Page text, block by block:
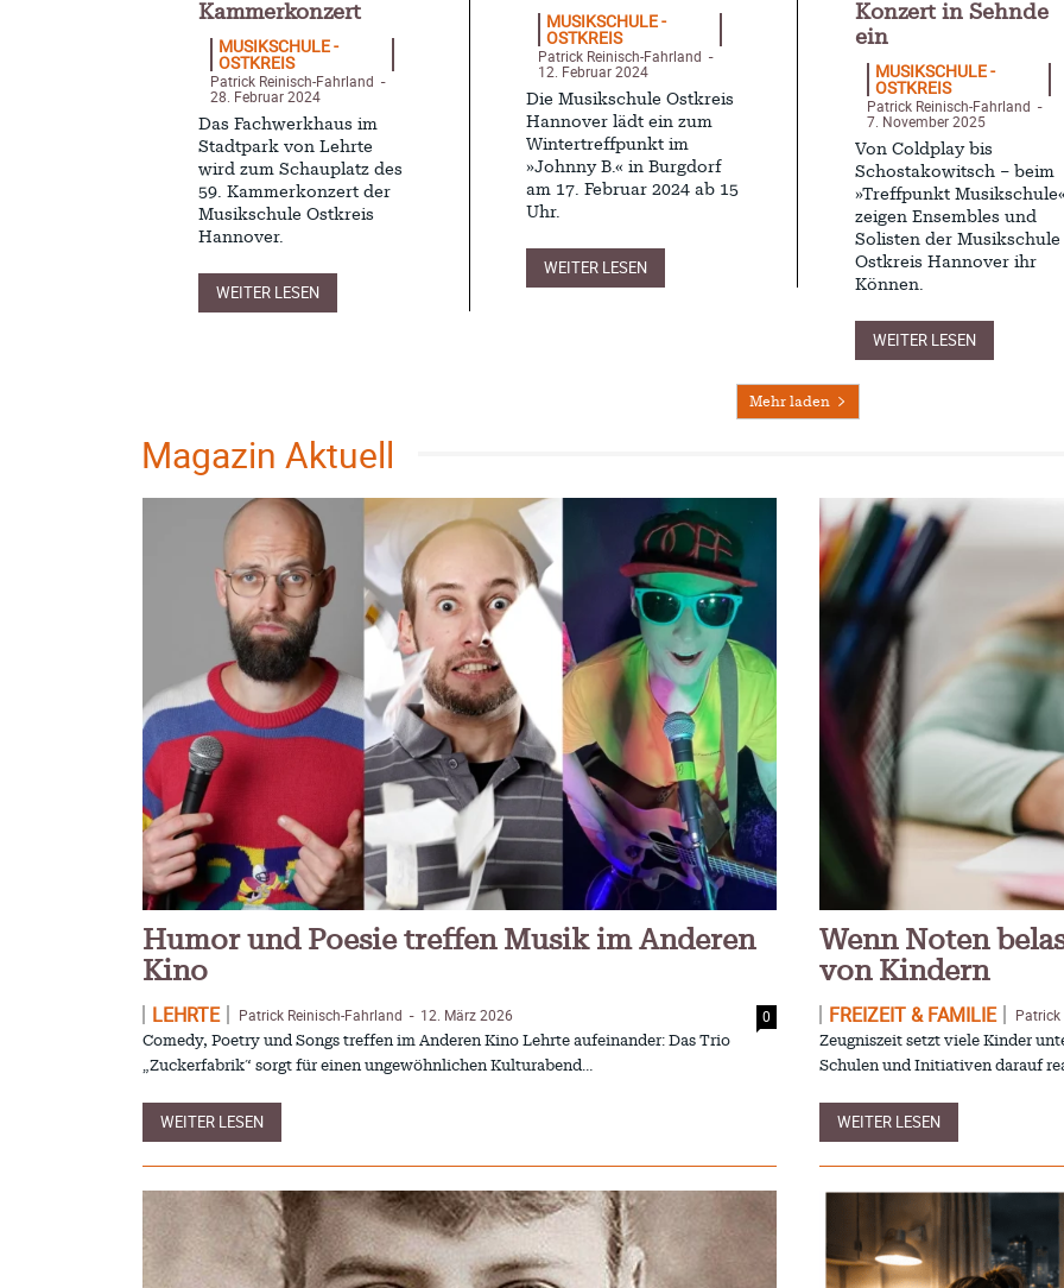
Kammerkonzert
MUSIKSCHULE -
OSTKREIS
Patrick Reinisch-Fahrland -
28. Februar 2024
Das Fachwerkhaus im
Stadtpark von Lehrte
wird zum Schauplatz des
59. Kammerkonzert der
Musikschule Ostkreis
Hannover.
WEITER LESEN
MUSIKSCHULE -
OSTKREIS
Patrick Reinisch-Fahrland -
12. Februar 2024
Die Musikschule Ostkreis
Hannover lädt ein zum
Wintertreffpunkt im
»Johnny B.« in Burgdorf
am 17. Februar 2024 ab 15
Uhr.
WEITER LESEN
Konzert in Sehnde
ein
MUSIKSCHULE -
OSTKREIS
Patrick Reinisch-Fahrland -
7. November 2025
Von Coldplay bis
Schostakowitsch – beim
»Treffpunkt Musikschule«
zeigen Ensembles und
Solisten der Musikschule
Ostkreis Hannover ihr
Können.
WEITER LESEN
Mehr laden
Magazin Aktuell
Humor und Poesie treffen Musik im Anderen
Kino
LEHRTE Patrick Reinisch-Fahrland - 12. März 2026 0
Comedy, Poetry und Songs treffen im Anderen Kino Lehrte aufeinander: Das Trio
„Zuckerfabrik“ sorgt für einen ungewöhnlichen Kulturabend…
WEITER LESEN
Wenn Noten
von Kindern
FREIZEIT & FAMILIE Patrick
Zeugniszeit setzt viele Kinder
Schulen und Initiativen darauf
WEITER LESEN